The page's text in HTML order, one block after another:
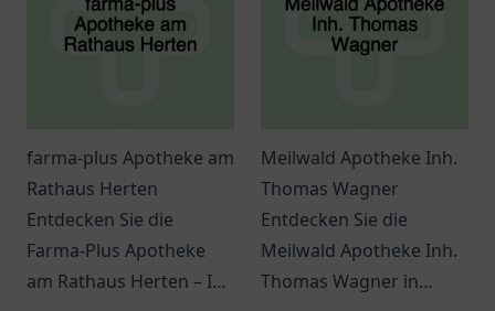
farma-plus Apotheke am
Rathaus Herten
Entdecken Sie die
Farma-Plus Apotheke
am Rathaus Herten – Ihr
Meilwald Apotheke Inh.
Thomas Wagner
Entdecken Sie die
Meilwald Apotheke Inh.
Thomas Wagner in